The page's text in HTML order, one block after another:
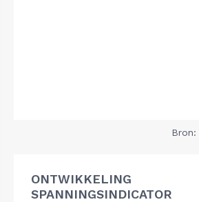
Bron:
ONTWIKKELING
SPANNINGSINDICATOR